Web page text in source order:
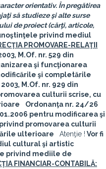
orientativ. În pregătirea
să studieze şi alte surse
de proiect (cărţi, articole,
privind mediul
PROMOVARE-RELAŢII
M.Of. nr. 529 din
şi funcţionarea
şi completările
M.Of. nr. 929 din
culturii scrise, cu
Ordonanţa nr. 24/26
pentru modificarea şi
promovarea culturii
ulterioare
Atenţie ! Vor fi
cultural şi artistic
privind mediile de
FINANCIAR-CONTABILĂ: